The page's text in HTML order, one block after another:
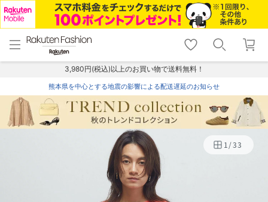
menu home
トップ
shopping_cart lock_outline
ログイン
3,980円(税込)以上のお買い物で送料無料！
熊本県を中心とする地震の影響による配送遅延のお知らせ
1/33